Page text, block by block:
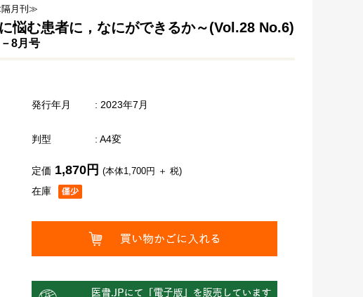
月刊≫
悩む患者に，なにができるか～(Vol.28 No.6)
8月号
発行年月 : 2023年7月
判型 : A4変
在庫
定価 1,870円 (本体1,700円 ＋ 税)